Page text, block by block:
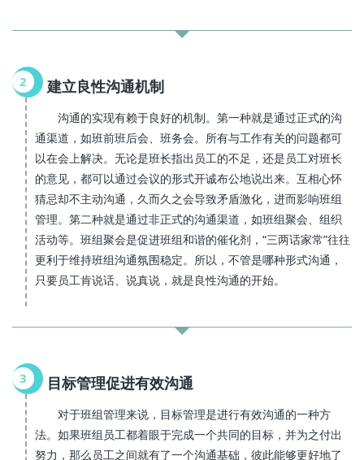
2 建立良性沟通机制
沟通的实现有赖于良好的机制。第一种就是通过正式的沟
通渠道，如班前班后会、班务会。所有与工作有关的问题都可
以在会上解决。无论是班长指出员工的不足，还是员工对班长
的意见，都可以通过会议的形式开诚布公地说出来。互相心怀
猜忌却不主动沟通，久而久之会导致矛盾激化，进而影响班组
管理。第二种就是通过非正式的沟通渠道，如班组聚会、组织
活动等。班组聚会是促进班组和谐的催化剂，“三两话家常”往往
更利于维持班组沟通氛围稳定。所以，不管是哪种形式沟通，
只要员工肯说话、说真说，就是良性沟通的开始。
3 目标管理促进有效沟通
对于班组管理来说，目标管理是进行有效沟通的一种方
法。如果班组员工都着眼于完成一个共同的目标，并为之付出
努力，那么员工之间就有了一个沟通基础，彼此能够更好地了